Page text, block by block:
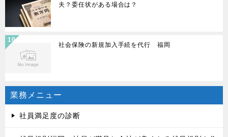
夫？委任状がある場合は？
社会保険の新規加入手続を代行 福岡
業務メニュー
社員満足度の診断